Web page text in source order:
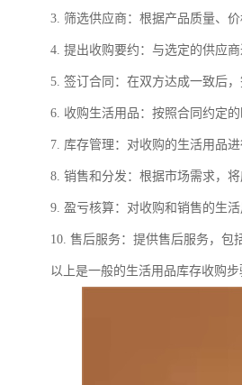
3. 筛选供应商：根据产品质量、
4. 提出收购要约：与选定的供应
5. 签订合同：在双方达成一致后
6. 收购生活用品：按照合同约定
7. 库存管理：对收购的生活用品
8. 销售和分发：根据市场需求，
9. 盈亏核算：对收购和销售的生
10. 售后服务：提供售后服务，包
以上是一般的生活用品库存收购